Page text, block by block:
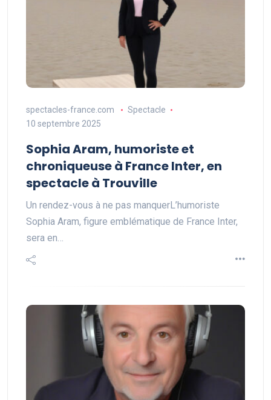
spectacles-france.com
Spectacle
10 septembre 2025
Sophia Aram, humoriste et
chroniqueuse à France Inter, en
spectacle à Trouville
Un rendez-vous à ne pas manquerL’humoriste
Sophia Aram, figure emblématique de France Inter,
sera en…